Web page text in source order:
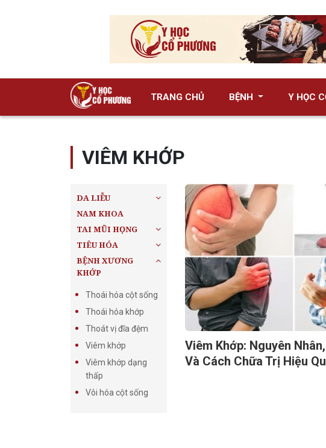
TRANG CHỦ BỆNH Y HỌC
VIÊM KHỚP
DA LIỄU
NAM KHOA
TAI MŨI HỌNG
TIÊU HÓA
BỆNH XƯƠNG
KHỚP
Thoái hóa cột sống
Thoái hóa khớp
Thoát vị đĩa đệm
Viêm khớp
Viêm khớp dạng
thấp
Vôi hóa cột sống
Viêm Khớp: Nguyên
Và Cách Chữa Trị Hiệu